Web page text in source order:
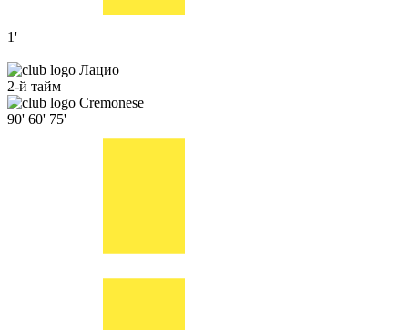
1'
Лацио
2-й тайм
Cremonese
90' 60' 75'